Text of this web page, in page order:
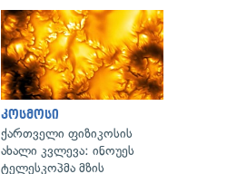
კოსმოსი
ქართველი ფიზიკოსის
ახალი კვლევა: ინოუეს
ტელესკოპმა მზის